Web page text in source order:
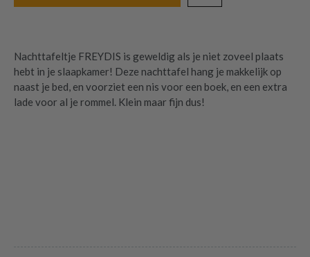
Nachttafeltje FREYDIS is geweldig als je niet zoveel plaats
hebt in je slaapkamer! Deze nachttafel hang je makkelijk op
naast je bed, en voorziet een nis voor een boek, en een extra
lade voor al je rommel. Klein maar fijn dus!